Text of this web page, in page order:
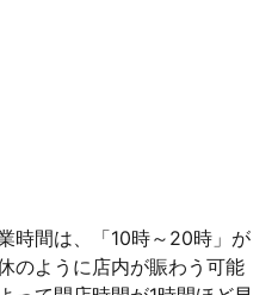
時間は、「10時～20時」が
のように店内が賑わう可能